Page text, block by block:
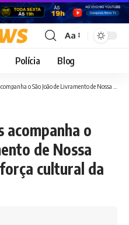
Font
Resizer
Aa
Polícia Blog
João de Livramento de Nossa Senhora e destaca força cultural da festa
acompanha o
de Nossa
cultural da